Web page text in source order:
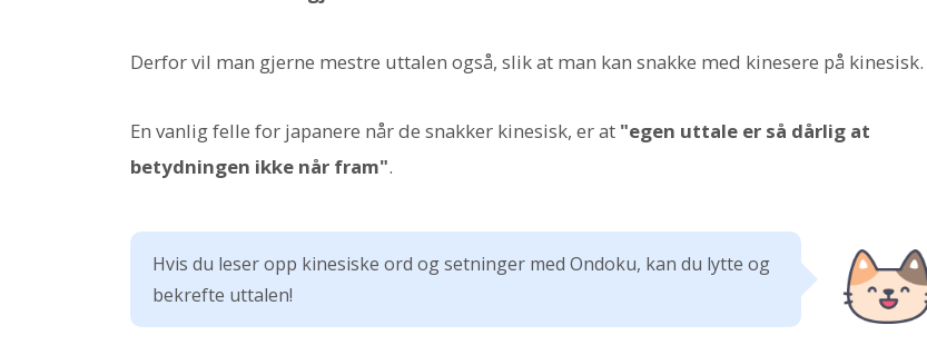
Derfor vil man gjerne mestre uttalen også, slik at man kan snakke med kinesere på kinesisk.
En vanlig felle for japanere når de snakker kinesisk, er at "egen uttale er så dårlig at
betydningen ikke når fram".
Hvis du leser opp kinesiske ord og setninger med Ondoku, kan du lytte og
bekrefte uttalen!